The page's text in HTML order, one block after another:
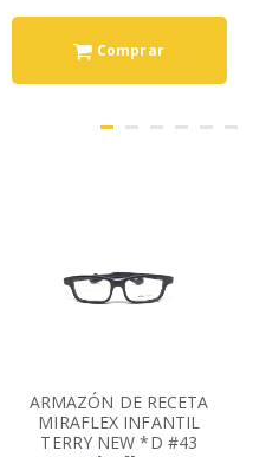
Comprar
ARMAZÓN DE RECETA
MIRAFLEX INFANTIL
TERRY NEW *D #43